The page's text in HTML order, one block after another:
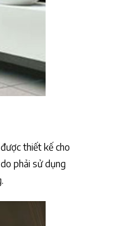
thiết kế cho
phải sử dụng